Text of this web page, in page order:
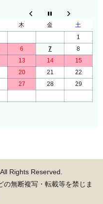
木 金
土
1
6 7
8
13 14
15
20 21
22
27 28
29
Rights Reserved.
の無断複写・転載等を禁じま